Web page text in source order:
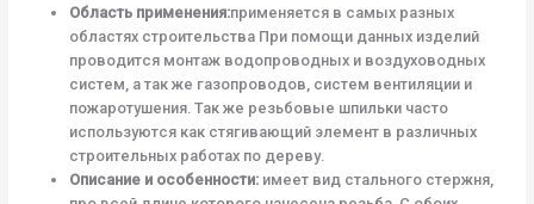
Область применения:применяется в самых разных
областях строительства При помощи данных изделий
проводится монтаж водопроводных и воздуховодных
систем, а так же газопроводов, систем вентиляции и
пожаротушения. Так же резьбовые шпильки часто
используются как стягивающий элемент в различных
строительных работах по дереву.
Описание и особенности:имеет вид стального стержня,